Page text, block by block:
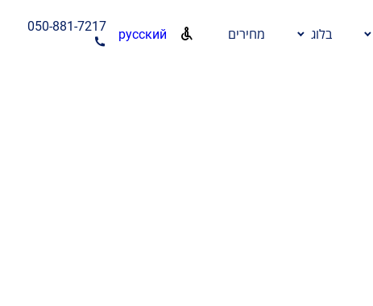
בלוג מחירים русский
050-881-7217